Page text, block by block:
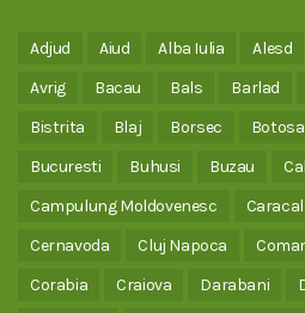
Adjud Aiud Alba Iulia Alesd
Avrig
Bacau Bals Barlad
Bistrita
Blaj Borsec
Bucuresti
Buhusi Buzau
Campulung Moldovenesc
Caracal
Cernavoda
Cluj Napoca
Corabia
Craiova Darabani